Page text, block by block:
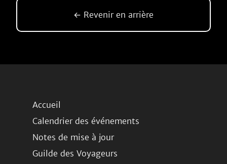
← Revenir en arrière
Accueil
Calendrier des événements
Notes de mise à jour
Guilde des Voyageurs